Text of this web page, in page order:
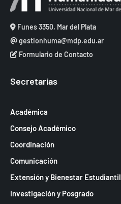
Funes 3350, Mar del Plata
gestionhuma@mdp.edu.ar
Formulario de Contacto
Secretarías
Académica
Consejo Académico
Coordinación
Comunicación
Extensión y Bienestar Estudiantil
Investigación y Posgrado